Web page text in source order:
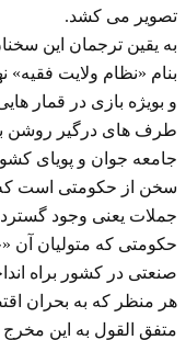
تصویر می کشد.
به یقین ترجمان این
بنام «نظام ولایت
و بویژه بازی در قمار
طرف های درگیر روشن
جامعه جوان و پویای
سخن از حکومتی است
جملات یعنی وجود
حکومتی که متولیان آن
صنعتی در کشور براه
هر منظر که به بحران
متفق القول به این